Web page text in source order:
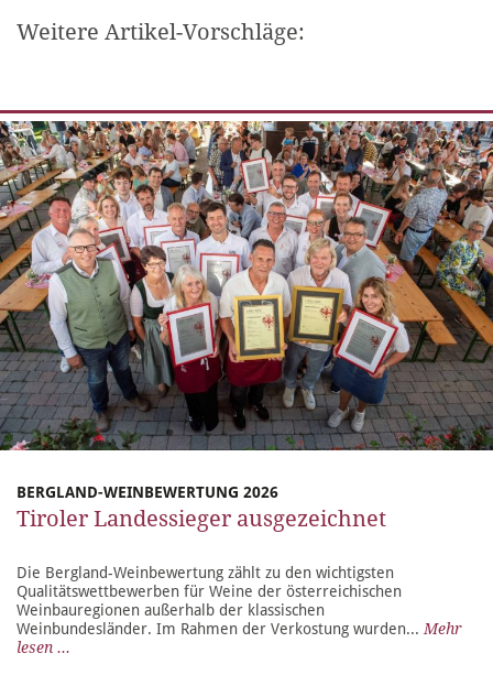
Weitere Artikel-Vorschläge:
BERGLAND-WEINBEWERTUNG 2026
Tiroler Landessieger ausgezeichnet
Die Bergland-Weinbewertung zählt zu den wichtigsten
Qualitätswettbewerben für Weine der österreichischen
Weinbauregionen außerhalb der klassischen
Weinbundesländer. Im Rahmen der Verkostung wurden... Mehr
lesen ...